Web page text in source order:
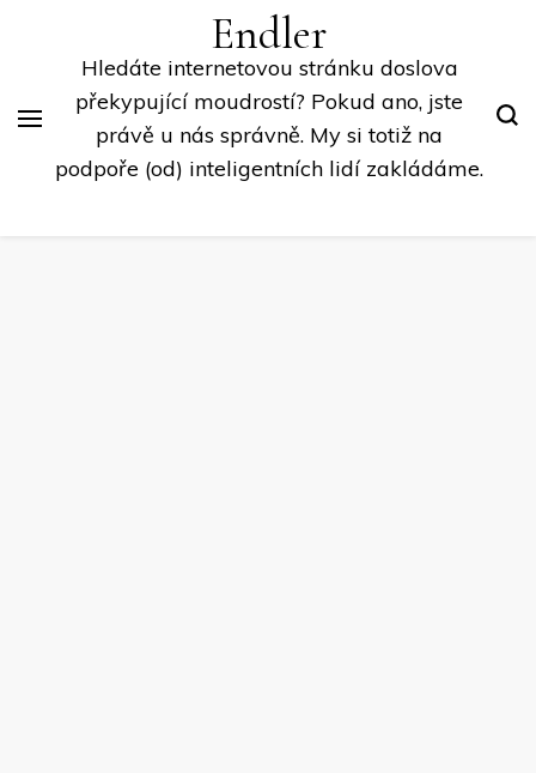
Endler
Hledáte internetovou stránku doslova
překypující moudrostí? Pokud ano, jste
právě u nás správně. My si totiž na
podpoře (od) inteligentních lidí zakládáme.